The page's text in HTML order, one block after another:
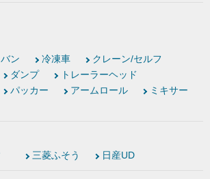
バン 冷凍車
クレーン/セルフ
ダンプ
トレーラーヘッド
パッカー アームロール
ミキサー
三菱ふそう 日産UD